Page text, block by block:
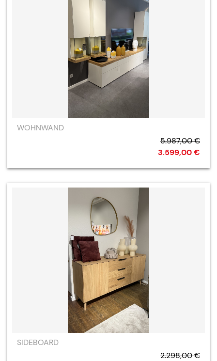
WOHNWAND
5.987,00 €
3.599,00 €
SIDEBOARD
2.298,00 €